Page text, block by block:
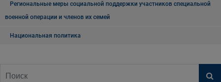
Региональные меры социальной поддержки участников специальной
военной операции и членов их семей
Национальная политика